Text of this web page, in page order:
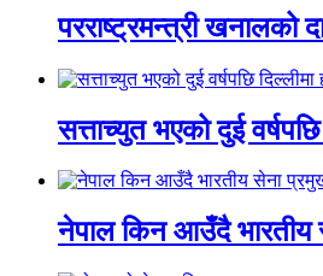
परराष्ट्रमन्त्री खनालको
सत्ताच्युत भएको दुई
नेपाल किन आउँदै भारतीय